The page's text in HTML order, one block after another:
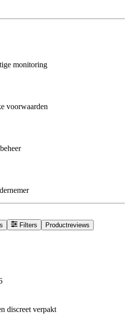
monitoring
voorwaarden
Filters Productreviews
discreet verpakt